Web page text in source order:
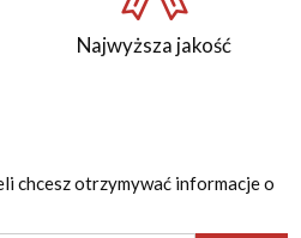
Najwyższa jakość
chcesz otrzymywać informacje o